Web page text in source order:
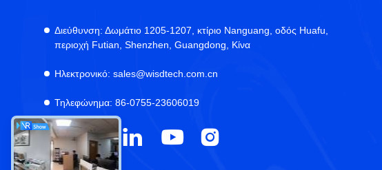
Διεύθυνση: Δωμάτιο 1205-1207, κτίριο Nanguang, οδός Huafu,
περιοχή Futian, Shenzhen, Guangdong, Κίνα
Ηλεκτρονικό: sales@wisdtech.com.cn
Τηλεφώνημα: 86-0755-23606019